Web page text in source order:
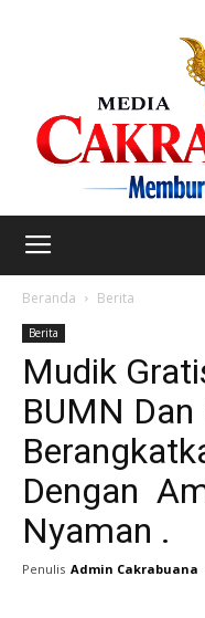
Beranda Berita
Berita
Mudik
BUMN
Dengan
Nyaman .
Penulis Admin Cakrabuana